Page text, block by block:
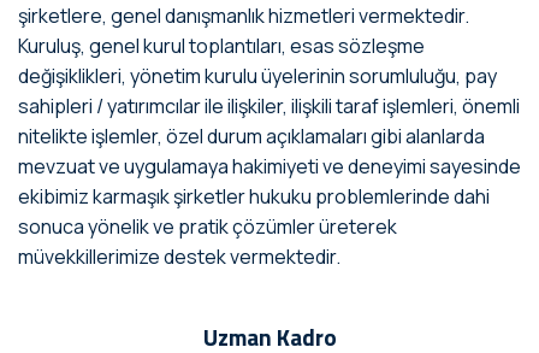
şirketlere, genel danışmanlık hizmetleri vermektedir.
Kuruluş, genel kurul toplantıları, esas sözleşme
değişiklikleri, yönetim kurulu üyelerinin sorumluluğu, pay
sahipleri / yatırımcılar ile ilişkiler, ilişkili taraf işlemleri, önemli
nitelikte işlemler, özel durum açıklamaları gibi alanlarda
mevzuat ve uygulamaya hakimiyeti ve deneyimi sayesinde
ekibimiz karmaşık şirketler hukuku problemlerinde dahi
sonuca yönelik ve pratik çözümler üreterek
müvekkillerimize destek vermektedir.
Uzman Kadro